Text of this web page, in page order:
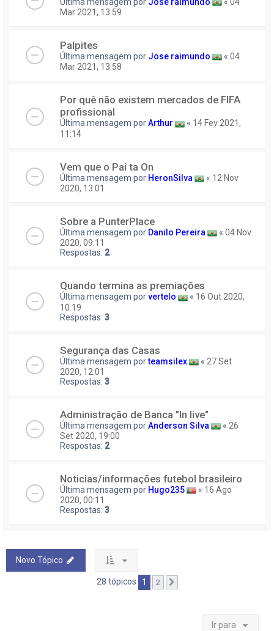
Mar 2021, 13:59
Palpites
Última mensagem por Jose raimundo « 04
Mar 2021, 13:58
Por quê não existem mercados de FIFA
profissional
Última mensagem porArthur « 14 Fev 2021,
11:14
Vem que o Pai ta On
Última mensagem por HeronSilva « 12 Nov
2020, 13:01
Sobre a PunterPlace
Última mensagem por Danilo Pereira « 04 Nov
2020, 09:11
Respostas: 2
Quando termina as premiações
Última mensagem porvertelo « 16 Out 2020,
10:19
Respostas: 3
Segurança das Casas
Última mensagem porteamsilex « 27 Set
2020, 12:01
Respostas: 3
Administração de Banca "In live"
Última mensagem porAnderson Silva « 26
Set 2020, 19:00
Respostas: 2
Noticias/informações futebol brasileiro
Última mensagem por Hugo235 « 16 Ago
2020, 00:11
Respostas: 3
Novo Tópico
28 tópicos 1 2
Ir para